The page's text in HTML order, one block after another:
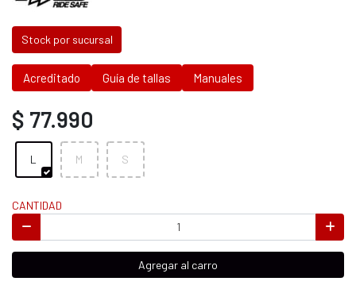
Stock por sucursal
Acreditado Guía de tallas Manuales
$ 77.990
L M S
CANTIDAD
Agregar al carro